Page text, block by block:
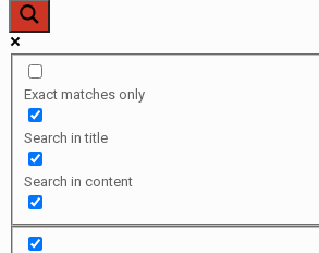
Exact matches only
Search in title
Search in content